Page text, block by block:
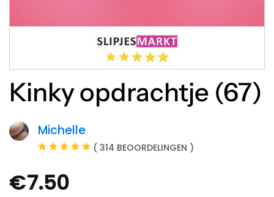
Kinky opdrachtje (67)
Michelle
( 314 BEOORDELINGEN )
€7.50